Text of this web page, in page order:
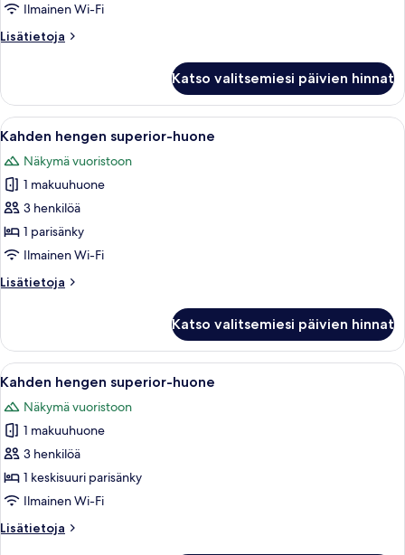
Ilmainen Wi-Fi
Lisätietoja
Lisätietoja
Katso valitsemiesi päivien hinnat
Avaa
kaikki
huonetyypin
Kahden
hengen
superior-
huone
Tilava hotellihuone, jossa on suuri
2
Kahden hengen superior-huone
Näkymä vuoristoon
1 makuuhuone
3 henkilöä
1 parisänky
Ilmainen Wi-Fi
Lisätietoja
Lisätietoja
superior-
huone
Katso valitsemiesi päivien hinnat
Avaa
kaikki
huonetyypin
Kahden
hengen
superior-
huone
Hotellihuone, jossa on puinen
1
Kahden hengen superior-huone
Näkymä vuoristoon
1 makuuhuone
3 henkilöä
1 keskisuuri parisänky
Ilmainen Wi-Fi
Lisätietoja
Lisätietoja